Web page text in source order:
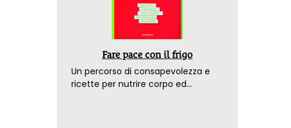
Fare pace con il frigo
Un percorso di consapevolezza e
ricette per nutrire corpo ed